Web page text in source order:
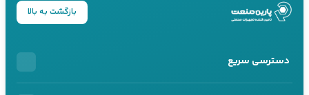
بازگشت به بالا
دسترسی سریع